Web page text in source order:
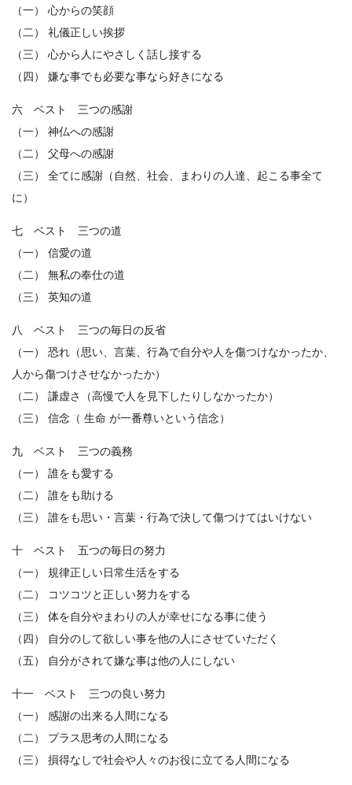
（一） 心からの笑顔
（二） 礼儀正しい挨拶
（三） 心から人にやさしく話し接する
（四） 嫌な事でも必要な事なら好きになる
六 ベスト 三つの感謝
（一） 神仏への感謝
（二） 父母への感謝
（三） 全てに感謝（自然、社会、まわりの人達、起こる事全て
に）
七 ベスト 三つの道
（一） 信愛の道
（二） 無私の奉仕の道
（三） 英知の道
八 ベスト 三つの毎日の反省
（一） 恐れ（思い、言葉、行為で自分や人を傷つけなかったか、
人から傷つけさせなかったか）
（二） 謙虚さ（高慢で人を見下したりしなかったか）
（三） 信念（ 生命 が一番尊いという信念）
九 ベスト 三つの義務
（一） 誰をも愛する
（二） 誰をも助ける
（三） 誰をも思い・言葉・行為で決して傷つけてはいけない
十 ベスト 五つの毎日の努力
（一） 規律正しい日常生活をする
（二） コツコツと正しい努力をする
（三） 体を自分やまわりの人が幸せになる事に使う
（四） 自分のして欲しい事を他の人にさせていただく
（五） 自分がされて嫌な事は他の人にしない
十一 ベスト 三つの良い努力
（一） 感謝の出来る人間になる
（二） プラス思考の人間になる
（三） 損得なしで社会や人々のお役に立てる人間になる